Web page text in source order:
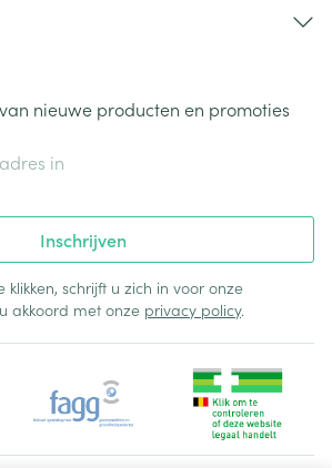
nieuwe producten en promoties
Inschrijven
klikken, schrijft u zich in voor onze
akkoord met onze privacy policy.